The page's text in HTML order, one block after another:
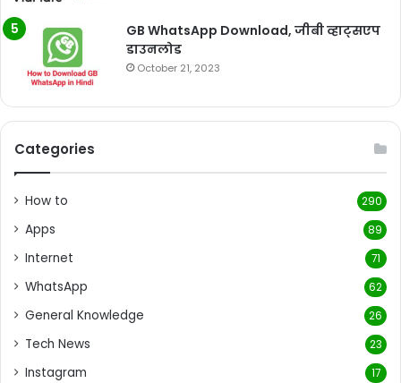
GB WhatsApp Download, जीबी व्हाट्सएप
डाउनलोड
October 21, 2023
Categories
How to 290
Apps 89
Internet 71
WhatsApp 62
General Knowledge 26
Tech News 23
Instagram 17